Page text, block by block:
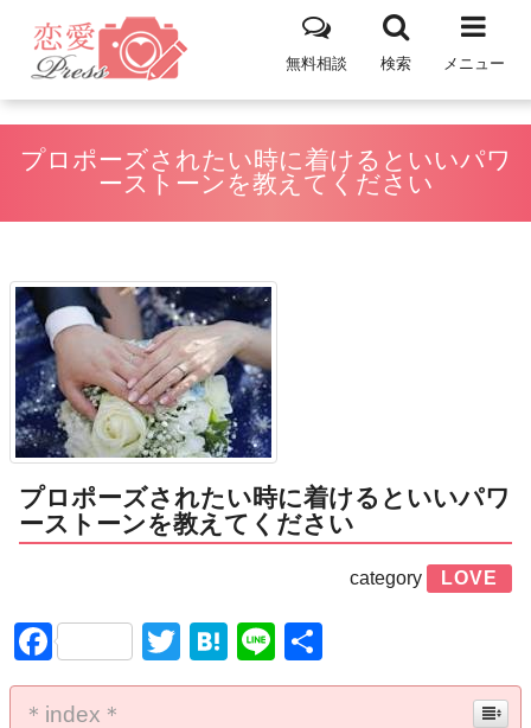
メニュー
検索
無料相談
プロポーズされたい時に着けるといいパワ
ーストーンを教えてください
プロポーズされたい時に着けるといいパワ
ーストーンを教えてください
category LOVE
FacebookTwitter
Hatena
Line
有
＊index＊